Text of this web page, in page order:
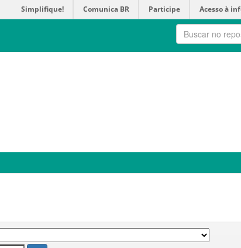
Simplifique! Comunica BR Participe Acesso à